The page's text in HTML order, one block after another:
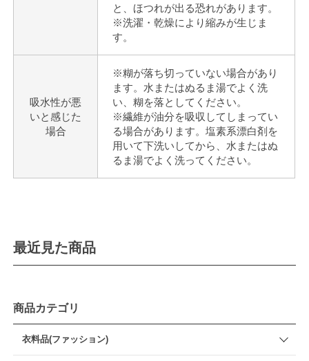
と、ほつれが出る恐れがあります。
※洗濯・乾燥により縮みが生じま
す。
吸水性が悪
いと感じた
場合
※糊が落ち切っていない場合があり
ます。水またはぬるま湯でよく洗
い、糊を落としてください。
※繊維が油分を吸収してしまってい
る場合があります。塩素系漂白剤を
用いて下洗いしてから、水またはぬ
るま湯でよく洗ってください。
最近見た商品
商品カテゴリ
衣料品(ファッション)